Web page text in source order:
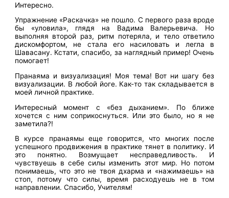
Интересно.
Упражнение «Раскачка» не пошло. С первого раза вроде
бы «уловила», глядя на Вадима Валерьевича. Но
выполняя второй раз, ритм потеряла, и тело ответило
дискомфортом, не стала его насиловать и легла в
Шавасану. Кстати, спасибо, за наглядный пример! Очень
помогает!
Пранаяма и визуализация! Моя тема! Вот ни шагу без
визуализации. В любой йоге. Как-то так складывается в
моей личной практике.
Интересный момент с «без дыханием». По ближе
хочется с ним соприкоснуться. Или это было, но я не
заметила?!
В курсе пранаямы еще говорится, что многих после
успешного продвижения в практике тянет в политику. И
это понятно. Возмущает несправедливость. И
чувствуешь в себе силы изменить этот мир. Но потом
понимаешь, что это не твоя дхарма и «нажимаешь» на
стоп, потому что силы, время расходуешь не в том
направлении. Спасибо, Учителям!